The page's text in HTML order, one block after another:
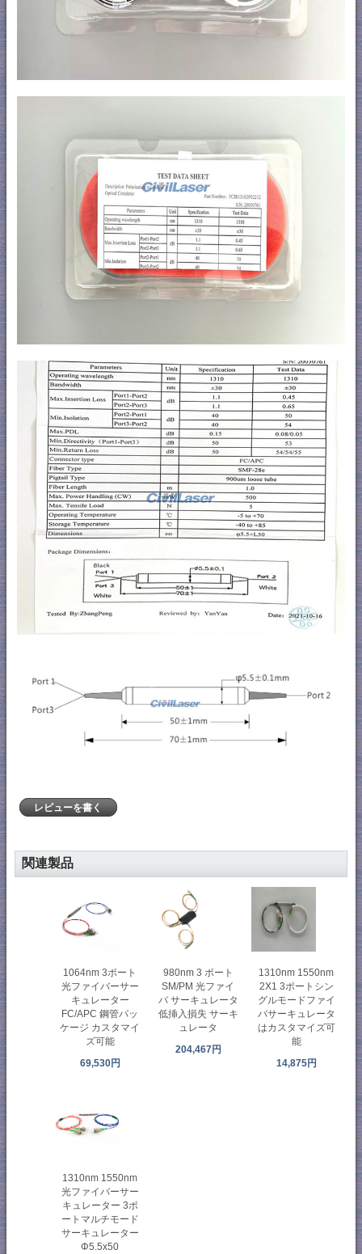
レビューを書く
関連製品
1064nm 3ポート
光ファイバーサー
キュレーター
FC/APC 鋼管パッ
ケージ カスタマイ
ズ可能
69,530円
980nm 3 ポート
SM/PM 光ファイ
バ サーキュレータ
低挿入損失 サーキ
ュレータ
204,467円
1310nm 1550nm
2X1 3ポートシン
グルモードファイ
バサーキュレータ
はカスタマイズ可
能
14,875円
1310nm 1550nm
光ファイバーサー
キュレーター 3ポ
ートマルチモード
サーキュレーター
Φ5.5x50